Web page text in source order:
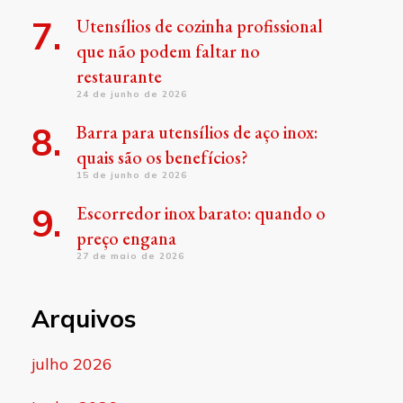
Utensílios de cozinha profissional
que não podem faltar no
restaurante
24 de junho de 2026
Barra para utensílios de aço inox:
quais são os benefícios?
15 de junho de 2026
Escorredor inox barato: quando o
preço engana
27 de maio de 2026
Arquivos
julho 2026